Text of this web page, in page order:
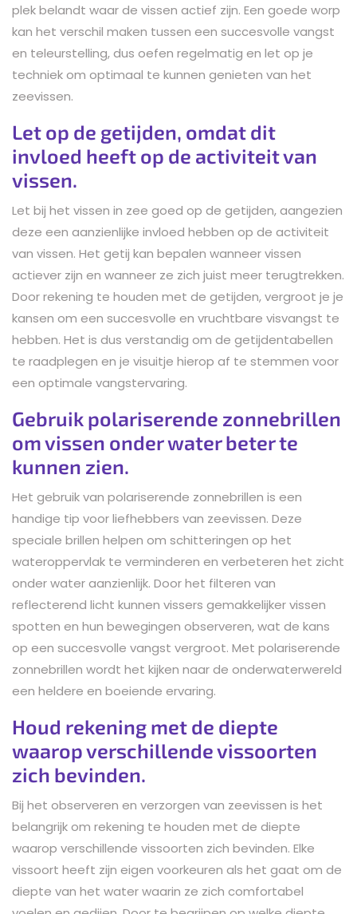
plek belandt waar de vissen actief zijn. Een goede worp
kan het verschil maken tussen een succesvolle vangst
en teleurstelling, dus oefen regelmatig en let op je
techniek om optimaal te kunnen genieten van het
zeevissen.
Let op de getijden, omdat dit
invloed heeft op de activiteit van
vissen.
Let bij het vissen in zee goed op de getijden, aangezien
deze een aanzienlijke invloed hebben op de activiteit
van vissen. Het getij kan bepalen wanneer vissen
actiever zijn en wanneer ze zich juist meer terugtrekken.
Door rekening te houden met de getijden, vergroot je je
kansen om een succesvolle en vruchtbare visvangst te
hebben. Het is dus verstandig om de getijdentabellen
te raadplegen en je visuitje hierop af te stemmen voor
een optimale vangstervaring.
Gebruik polariserende zonnebrillen
om vissen onder water beter te
kunnen zien.
Het gebruik van polariserende zonnebrillen is een
handige tip voor liefhebbers van zeevissen. Deze
speciale brillen helpen om schitteringen op het
wateroppervlak te verminderen en verbeteren het zicht
onder water aanzienlijk. Door het filteren van
reflecterend licht kunnen vissers gemakkelijker vissen
spotten en hun bewegingen observeren, wat de kans
op een succesvolle vangst vergroot. Met polariserende
zonnebrillen wordt het kijken naar de onderwaterwereld
een heldere en boeiende ervaring.
Houd rekening met de diepte
waarop verschillende vissoorten
zich bevinden.
Bij het observeren en verzorgen van zeevissen is het
belangrijk om rekening te houden met de diepte
waarop verschillende vissoorten zich bevinden. Elke
vissoort heeft zijn eigen voorkeuren als het gaat om de
diepte van het water waarin ze zich comfortabel